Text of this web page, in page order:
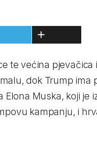
te većina pjevačica
dok Trump ima
Elona Muska, koji je
kampanju, i